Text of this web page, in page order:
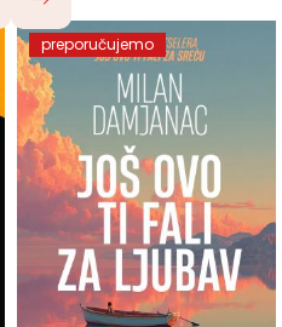
preporučujemo